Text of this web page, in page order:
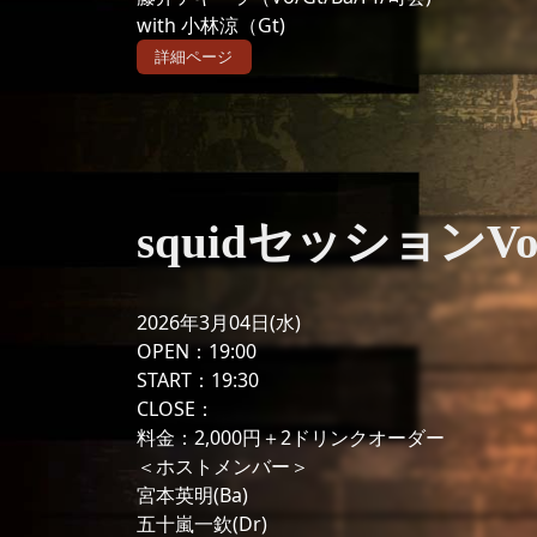
with 小林涼（Gt)
詳細ページ
squidセッション
2026年3月04日(水)
OPEN：19:00
START：19:30
CLOSE：
料金：2,000円＋2ドリンクオーダー
＜ホストメンバー＞
宮本英明(Ba)
五十嵐一欽(Dr)